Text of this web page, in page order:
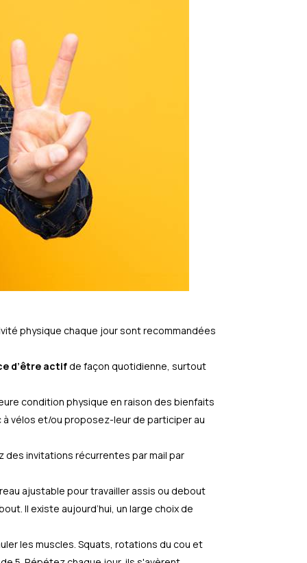
physique chaque jour sont recommandées
d’être actifde façon quotidienne, surtout
condition physique en raison des bienfaits
vélos et/ou proposez-leur de participer au
des invitations récurrentes par mail par
ajustable pour travailler assis ou debout
Il existe aujourd’hui, un large choix de
les muscles. Squats, rotations du cou et